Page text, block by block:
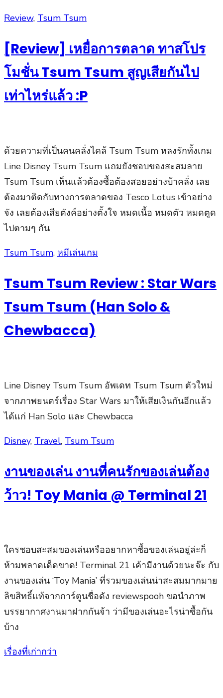
Posted
Review, Tsum Tsum
[Review] เหยื่อการตลาด ทาสโปร
โมชั่น Tsum Tsum สูญเสียกันไป
เท่าไหร่แล้ว :P
ด้วยความที่เป็นคนคลั่งไคล้ Tsum Tsum หลงรักทั้งเกม
Line Disney Tsum Tsum แถมยังชอบของสะสมลาย
Tsum Tsum เห็นแล้วต้องซื้อต้องสอยอย่างบ้าคลั่ง เลย
ต้องมาติดกับทางการตลาดของ Tesco Lotus เข้าอย่าง
จัง เลยต้องเสียตังค์อย่างตั้งใจ หมดเนื้อ หมดตัว หมดตูด
ไปตามๆ กัน
Posted
Tsum Tsum, หมีเล่นเกม
Tsum Tsum Review : Star Wars
Tsum Tsum (Han Solo &
Chewbacca)
Line Disney Tsum Tsum อัพเดท Tsum Tsum ตัวใหม่
จากภาพยนตร์เรื่อง Star Wars มาให้เสียเงินกันอีกแล้ว
ได้แก่ Han Solo และ Chewbacca
Posted
Disney, Travel, Tsum Tsum
งานของเล่น งานที่คนรักของเล่นต้อง
ว้าว! Toy Mania @ Terminal 21
ใครชอบสะสมของเล่นหรืออยากหาซื้อของเล่นอยู่ล่ะก็
ห้ามพลาดเด็ดขาด! Terminal 21 เค้ามีงานด้วยนะจ๊ะ กับ
งานของเล่น ‘Toy Mania’ ที่รวมของเล่นน่าสะสมมากมาย
ลิขสิทธิ์แท้จากการ์ตูนชื่อดัง reviewspooh ขอนำภาพ
บรรยากาศงานมาฝากกันจ้า ว่ามีของเล่นอะไรน่าซื้อกัน
บ้าง
แนะแนว
เรื่องที่เก่ากว่า